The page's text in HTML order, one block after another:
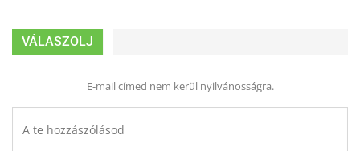
VÁLASZOLJ
E-mail címed nem kerül nyilvánosságra.